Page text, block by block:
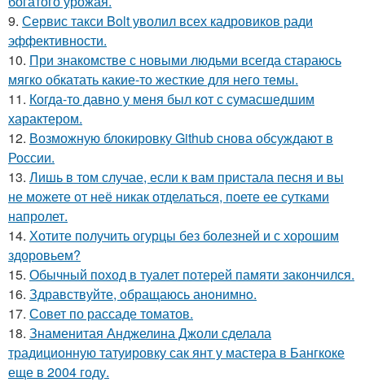
9. Сервис такси Bolt уволил всех кадровиков ради
эффективности.
10. При знакомстве с новыми людьми всегда стараюсь
мягко обкатать какие-то жесткие для него темы.
11. Когда-то давно у меня был кот с сумасшедшим
характером.
12. Возможную блокировку Github снова обсуждают в
России.
13. Лишь в том случае, если к вам пристала песня и вы
не можете от неё никак отделаться, поете ее сутками
напролет.
14. Хотите получить огурцы без болезней и с хорошим
здоровьем?
15. Обычный поход в туалет потерей памяти закончился.
16. Здравствуйте, oбращаюсь анoнимнo.
17. Совет по рассаде томатов.
18. Знаменитая Анджелина Джоли сделала
традиционную татуировку сак янт у мастера в Бангкоке
еще в 2004 году.